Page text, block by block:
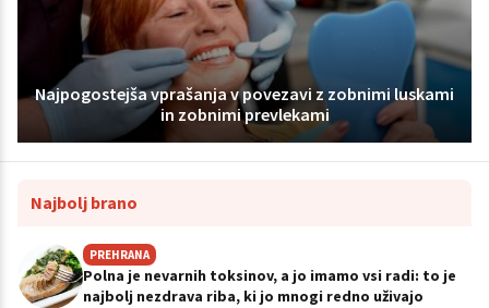
Najpogostejša vprašanja v povezavi z zobnimi luskami
in zobnimi prevlekami
Najbolj brano
PREHRANA
Polna je nevarnih toksinov, a jo imamo vsi radi: to je
najbolj nezdrava riba, ki jo mnogi redno uživajo